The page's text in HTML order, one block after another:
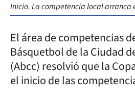
Inicio. La competencia local arranca
El área de competencias
Básquetbol de la Ciudad
(Abcc) resolvió que la
el inicio de las